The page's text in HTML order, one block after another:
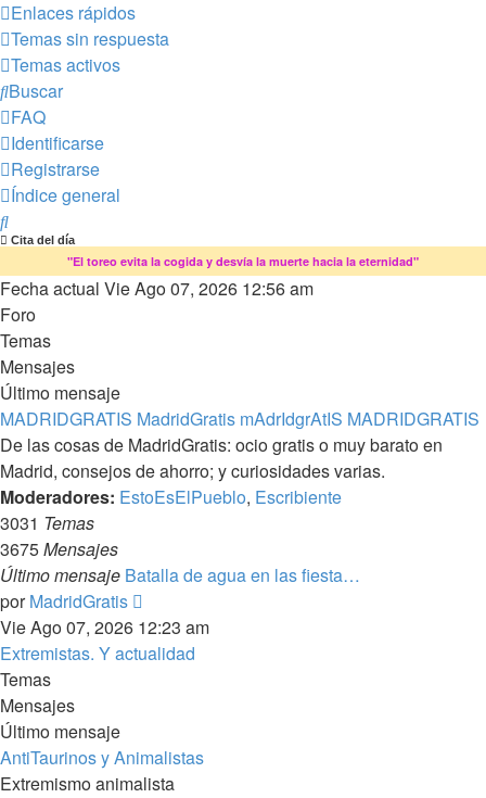
Enlaces rápidos
Temas sin respuesta
Temas activos
Buscar
FAQ
Identificarse
Registrarse
Índice general
Buscar
Cita del día
"El toreo evita la cogida y desvía la muerte hacia la eternidad"
Fecha actual Vie Ago 07, 2026 12:56 am
Foro
Temas
Mensajes
Último mensaje
MADRIDGRATIS MadridGratis mAdrIdgrAtIS MADRIDGRATIS
De las cosas de MadridGratis: ocio gratis o muy barato en
Madrid, consejos de ahorro; y curiosidades varias.
Moderadores: EstoEsElPueblo, Escribiente
3031 Temas
3675Mensajes
Último mensaje Batalla de agua en las fiesta…
porMadridGratis
último
mensaje
Vie Ago 07, 2026 12:23 am
Extremistas. Y actualidad
Temas
Mensajes
Último mensaje
AntiTaurinos y Animalistas
Extremismo animalista